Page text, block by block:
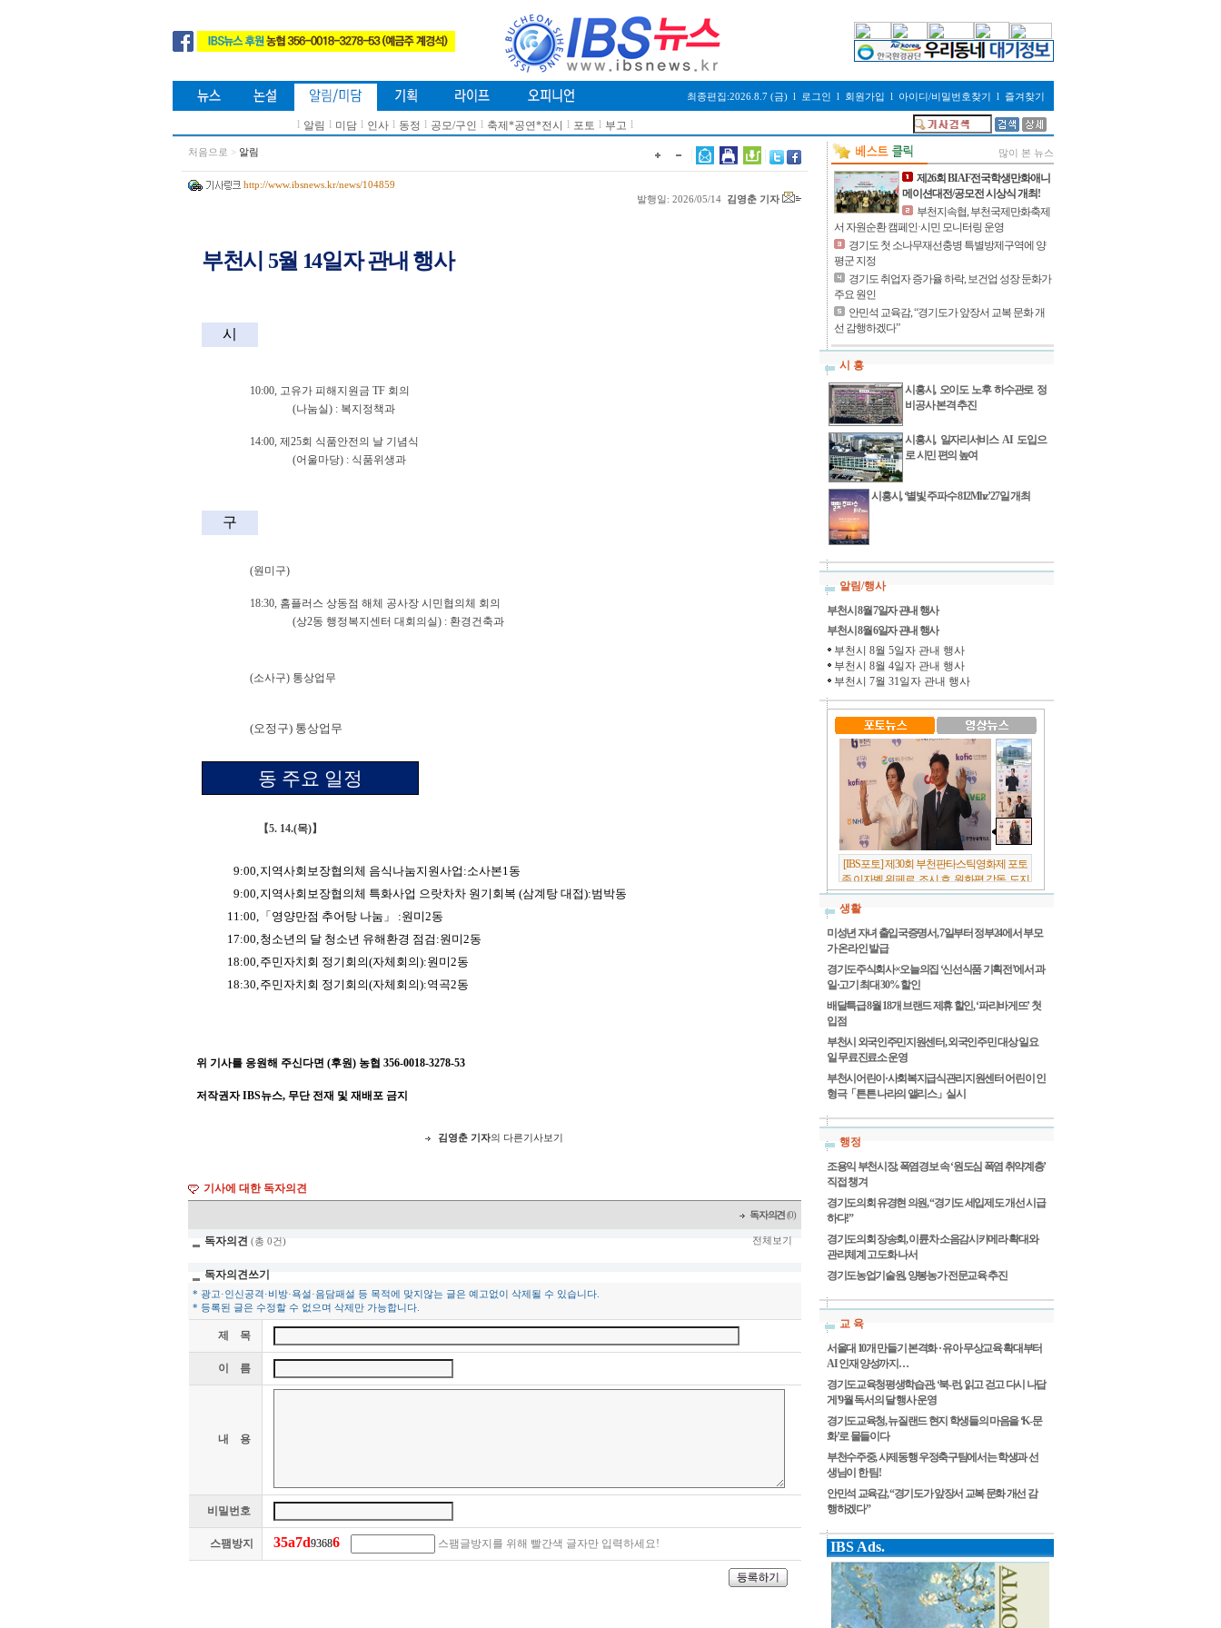
최종편집:2026.8.7 (금) l 로그인 l 회원가입 l 아이디/비밀번호찾기 l 즐겨찾기
l 알림 l 미담 l 인사 l 동정 l 공모/구인 l 축제*공연*전시 l 포토 l 부고 l
처음으로 > 알림
http://www.ibsnews.kr/news/104859
발행일: 2026/05/14
김영춘 기자
부천시 5월 14일자 관내 행사
시
10:00, 고유가 피해지원금TF 회의
(나눔실) : 복지정책과
14:00,제25회 식품안전의 날 기념식
(어울마당) : 식품위생과
구
(원미구)
18:30, 홈플러스 상동점 해체 공사장 시민협의체 회의
(상2동 행정복지센터 대회의실) : 환경건축과
(소사구) 통상업무
(오정구) 통상업무
동 주요 일정
【5. 14.(목)】
9:00,지역사회보장협의체 음식나눔지원사업 :소사본1동
9:00,지역사회보장협의체 특화사업 으랏차차 원기회복 (삼계탕 대접):범박동
11:00, 「 영양만점 추어탕 나눔 」 :원미2동
17:00,청소년의 달 청소년 유해환경 점검 :원미2동
18:00,주민자치회 정기회의(자체회의):원미2동
18:30,주민자치회 정기회의(자체회의):역곡2동
위 기사를 응원해 주신다면 (후원) 농협 356-0018-3278-53
저작권자 IBS뉴스, 무단 전재 및 재배포 금지
김영춘 기자의 다른기사보기
기사에 대한 독자의견
독자의견(0)
독자의견 (총 0건) 전체보기
독자의견쓰기
* 광고·인신공격·비방·욕설·음담패설 등 목적에 맞지않는 글은 예고없이 삭제될 수 있습니다.
* 등록된 글은 수정할 수 없으며 삭제만 가능합니다.
제 목
이 름
내 용
비밀번호
스팸방지 35a7d93686 스팸글방지를 위해 빨간색 글자만 입력하세요!
많이 본 뉴스
제26회 BIAF전국학생만화애니
메이션대전/공모전 시상식 개최!
부천지속협, 부천국제만화축제
서 자원순환 캠페인·시민 모니터링 운영
경기도 첫 소나무재선충병 특별방제구역에 양
평군 지정
경기도 취업자 증가율 하락, 보건업 성장 둔화가
주요 원인
안민석 교육감, “경기도가 앞장서 교복 문화 개
선 감행하겠다”
시 흥
시흥시, 오이도 노후 하수관로 정
비공사 본격 추진
시흥시, 일자리서비스 AI 도입으
로 시민 편의 높여
시흥시, ‘별빛 주파수 812Mhz’ 27일 개최
알림/행사
부천시 8월 7일자 관내 행사
부천시 8월 6일자 관내 행사
부천시 8월 5일자 관내 행사
부천시 8월 4일자 관내 행사
부천시 7월 31일자 관내 행사
[IBS포토] 제30회 부천판타스틱영화제 포토
존 이자벨 위페르, 조시 호, 원화평 감독, 도지
원 배우
생활
미성년 자녀 출입국증명서, 7일부터 정부24에서 부모
가 온라인 발급
경기도주식회사×오늘의집 ‘신선식품 기획전’에서 과
일·고기 최대 30% 할인
배달특급 8월 18개 브랜드 제휴 할인, ‘파리바게뜨’ 첫
입점
부천시 외국인주민지원센터, 외국인주민 대상 일요
일 무료진료소 운영
부천시어린이·사회복지급식관리지원센터 어린이 인
형극「튼튼 나라의 앨리스」실시
행정
조용익 부천시장, 폭염경보 속 ‘원도심 폭염 취약계층’
직접 챙겨
경기도의회 유경현 의원, “경기도 세입제도 개선 시급
하다!”
경기도의회 장송회, 이륜차 소음감시카메라 확대와
관리체계 고도화 나서
경기도농업기술원, 양봉농가 전문교육 추진
교 육
서울대 10개 만들기 본격화 · 유아 무상교육 확대부터
AI 인재 양성까지…
경기도교육청평생학습관, ‘북-런, 읽고 걷고 다시 나답
게’9월 독서의 달 행사 운영
경기도교육청, 뉴질랜드 현지 학생들의 마음을 ‘K-문
화’로 물들이다
부천수주중, 사제동행 우정축구팀에서는 학생과 선
생님이 한 팀!
안민석 교육감, “경기도가 앞장서 교복 문화 개선 감
행하겠다”